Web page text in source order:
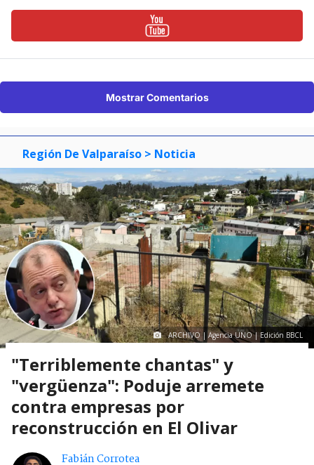
Mostrar Comentarios
Región De Valparaíso > Noticia
ARCHIVO | Agencia UNO | Edición BBCL
"Terriblemente chantas" y
"vergüenza": Poduje arremete
contra empresas por
reconstrucción en El Olivar
Fabián Corrotea